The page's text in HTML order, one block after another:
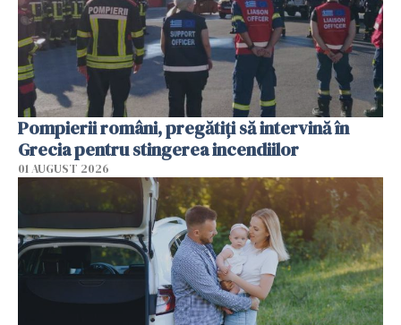
Pompierii români, pregătiţi să intervină în
Grecia pentru stingerea incendiilor
01 AUGUST 2026